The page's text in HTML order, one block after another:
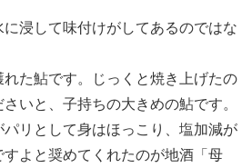
浸して味付けがしてあるのではな
た鮎です。じっくと焼き上げたの
いと、子持ちの大きめの鮎です。
リとして身はほっこり、塩加減が
よと奨めてくれたのが地酒「母